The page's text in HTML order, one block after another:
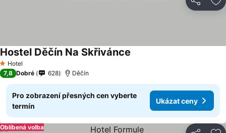
Sdílet
1 Počet hvězdiček
Hotel
Hostel Děčín Na Skřivánce
7,8 Dobré 628 Děčín
Pro zobrazení přesných cen vyberte
termín
Ukázat ceny
Oblíbená volba